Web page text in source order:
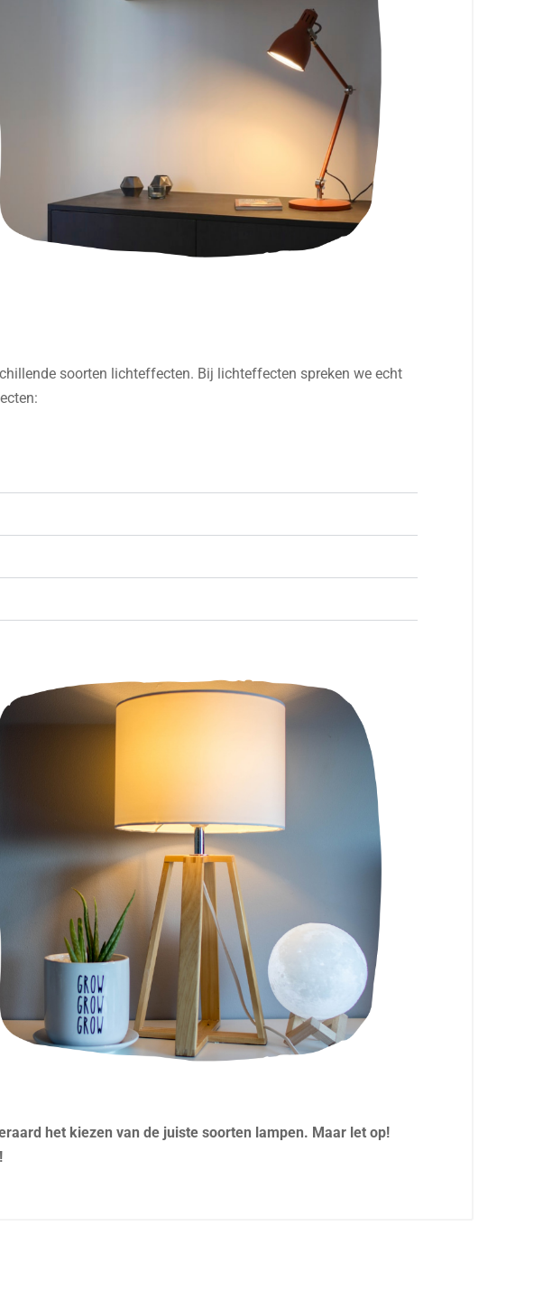
soorten lichteffecten. Bij lichteffecten spreken we echt
het kiezen van de juiste soorten lampen. Maar let op!